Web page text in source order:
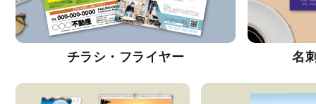
チラシ・フライヤー 名